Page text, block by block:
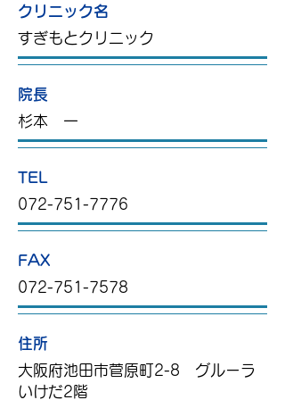
クリニック名
すぎもとクリニック
院長
杉本 一
TEL
072-751-7776
FAX
072-751-7578
住所
大阪府池田市菅原町2-8 グルーラ
いけだ2階